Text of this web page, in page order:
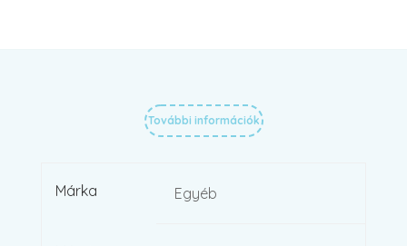
További információk
Márka Egyéb